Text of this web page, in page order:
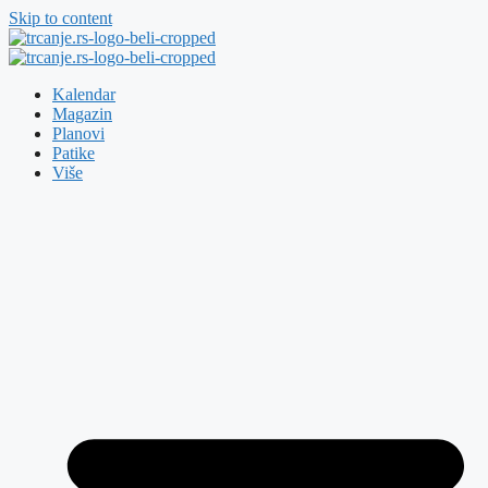
Skip to content
Kalendar
Magazin
Planovi
Patike
Više